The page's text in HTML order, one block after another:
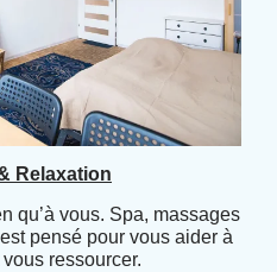
Relaxation
qu’à vous. Spa, massages
pensé pour vous aider à
ressourcer.